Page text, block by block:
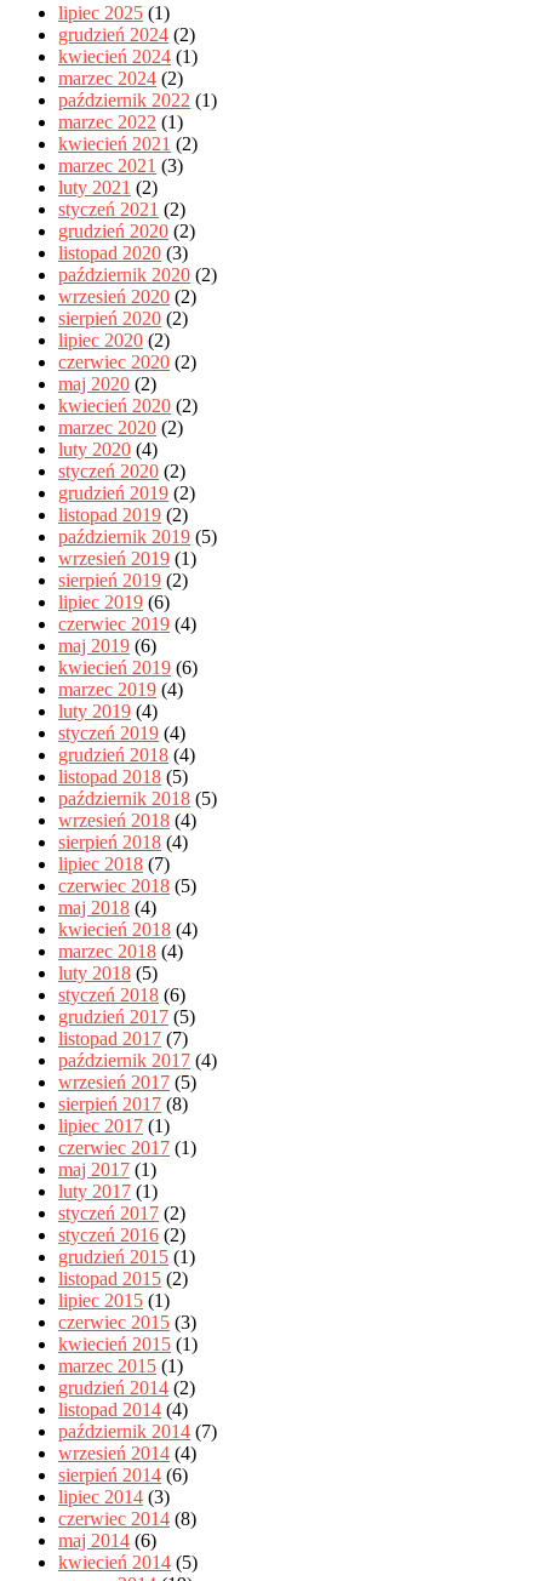
lipiec 2025 (1)
grudzień 2024 (2)
kwiecień 2024 (1)
marzec 2024 (2)
październik 2022 (1)
marzec 2022 (1)
kwiecień 2021 (2)
marzec 2021 (3)
luty 2021 (2)
styczeń 2021 (2)
grudzień 2020 (2)
listopad 2020 (3)
październik 2020 (2)
wrzesień 2020 (2)
sierpień 2020 (2)
lipiec 2020 (2)
czerwiec 2020 (2)
maj 2020 (2)
kwiecień 2020 (2)
marzec 2020 (2)
luty 2020 (4)
styczeń 2020 (2)
grudzień 2019 (2)
listopad 2019 (2)
październik 2019 (5)
wrzesień 2019 (1)
sierpień 2019 (2)
lipiec 2019 (6)
czerwiec 2019 (4)
maj 2019 (6)
kwiecień 2019 (6)
marzec 2019 (4)
luty 2019 (4)
styczeń 2019 (4)
grudzień 2018 (4)
listopad 2018 (5)
październik 2018 (5)
wrzesień 2018 (4)
sierpień 2018 (4)
lipiec 2018 (7)
czerwiec 2018 (5)
maj 2018 (4)
kwiecień 2018 (4)
marzec 2018 (4)
luty 2018 (5)
styczeń 2018 (6)
grudzień 2017 (5)
listopad 2017 (7)
październik 2017 (4)
wrzesień 2017 (5)
sierpień 2017 (8)
lipiec 2017 (1)
czerwiec 2017 (1)
maj 2017 (1)
luty 2017 (1)
styczeń 2017 (2)
styczeń 2016 (2)
grudzień 2015 (1)
listopad 2015 (2)
lipiec 2015 (1)
czerwiec 2015 (3)
kwiecień 2015 (1)
marzec 2015 (1)
grudzień 2014 (2)
listopad 2014 (4)
październik 2014 (7)
wrzesień 2014 (4)
sierpień 2014 (6)
lipiec 2014 (3)
czerwiec 2014 (8)
maj 2014 (6)
kwiecień 2014 (5)